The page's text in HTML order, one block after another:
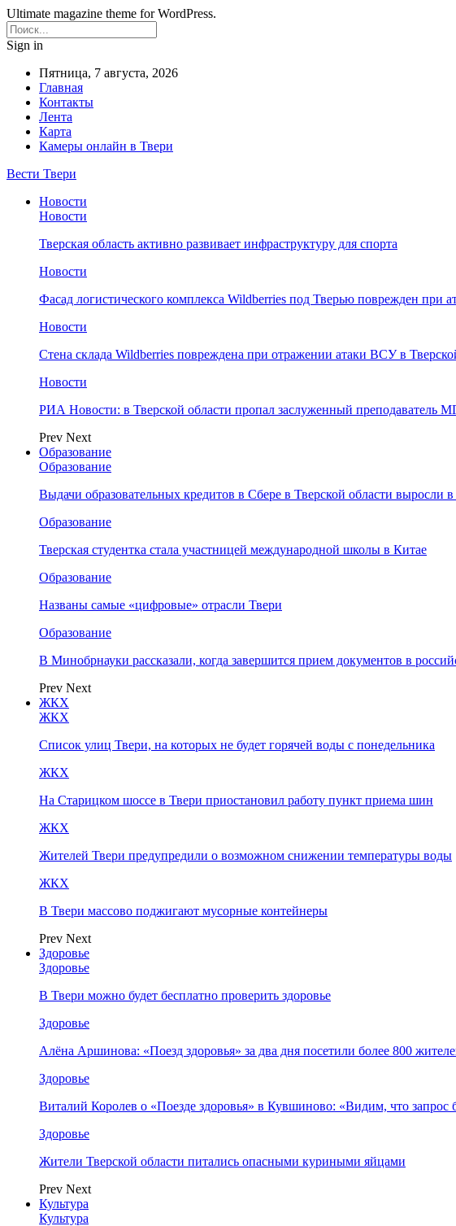
Ultimate magazine theme for WordPress.
Sign in
Пятница, 7 августа, 2026
Главная
Контакты
Лента
Карта
Камеры онлайн в Твери
Вести Твери
Новости
Новости
Тверская область активно развивает инфраструктуру для спорта
Новости
Фасад логистического комплекса Wildberries под Тверью поврежден при
Новости
Стена склада Wildberries повреждена при отражении атаки ВСУ в
Новости
РИА Новости: в Тверской области пропал заслуженный преподаватель
Prev Next
Образование
Образование
Выдачи образовательных кредитов в Сбере в Тверской области выросли в
Образование
Тверская студентка стала участницей международной школы в Китае
Образование
Названы самые «цифровые» отрасли Твери
Образование
В Минобрнауки рассказали, когда завершится прием документов в
Prev Next
ЖКХ
ЖКХ
Список улиц Твери, на которых не будет горячей воды с понедельника
ЖКХ
На Старицком шоссе в Твери приостановил работу пункт приема шин
ЖКХ
Жителей Твери предупредили о возможном снижении температуры воды
ЖКХ
В Твери массово поджигают мусорные контейнеры
Prev Next
Здоровье
Здоровье
В Твери можно будет бесплатно проверить здоровье
Здоровье
Алёна Аршинова: «Поезд здоровья» за два дня посетили более 800
Здоровье
Виталий Королев о «Поезде здоровья» в Кувшиново: «Видим, что запрос
Здоровье
Жители Тверской области питались опасными куриными яйцами
Prev Next
Культура
Культура